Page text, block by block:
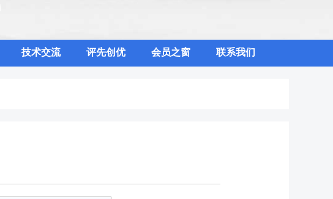
技术交流 评先创优 会员之窗 联系我们